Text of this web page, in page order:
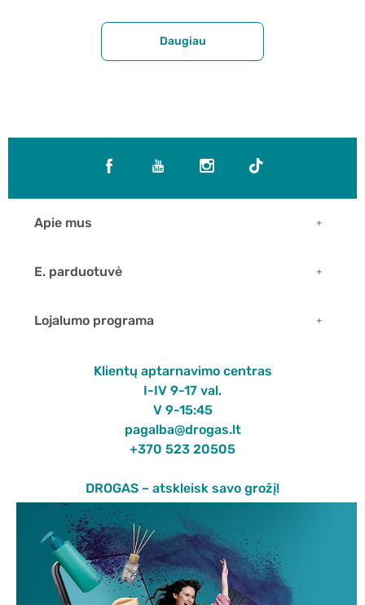
Daugiau
Apie mus
E. parduotuvė
Lojalumo programa
Klientų aptarnavimo centras
I-IV 9-17 val.
V 9-15:45
pagalba@drogas.lt
+370 523 20505
DROGAS – atskleisk savo grožį!